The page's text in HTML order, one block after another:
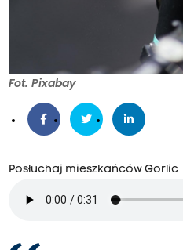
Fot. Pixabay
Posłuchaj mieszkańców Gorlic